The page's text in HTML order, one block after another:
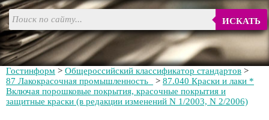
ИСКАТЬ
Гостинформ > Общероссийский классификатор стандартов >
87 Лакокрасочная промышленность
> 87.040 Краски и лаки *
Включая порошковые покрытия, красочные покрытия и
защитные краски (в редакции изменений N 1/2003, N 2/2006)